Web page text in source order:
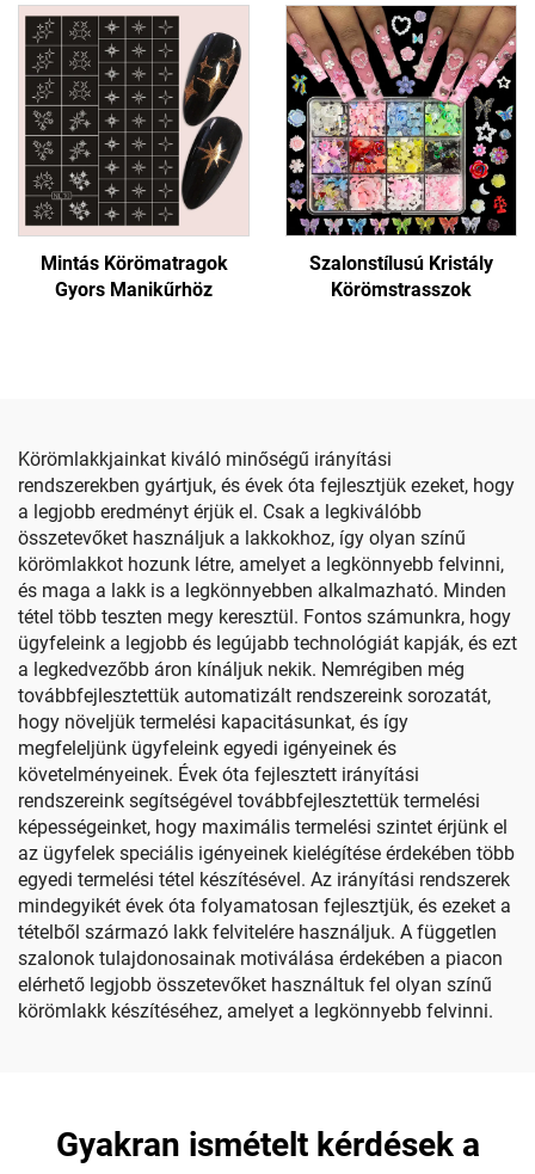
Mintás Körömatragok
Gyors Manikűrhöz
Szalonstílusú Kristály
Körömstrasszok
Körömlakkjainkat kiváló minőségű irányítási
rendszerekben gyártjuk, és évek óta fejlesztjük ezeket, hogy
a legjobb eredményt érjük el. Csak a legkiválóbb
összetevőket használjuk a lakkokhoz, így olyan színű
körömlakkot hozunk létre, amelyet a legkönnyebb felvinni,
és maga a lakk is a legkönnyebben alkalmazható. Minden
tétel több teszten megy keresztül. Fontos számunkra, hogy
ügyfeleink a legjobb és legújabb technológiát kapják, és ezt
a legkedvezőbb áron kínáljuk nekik. Nemrégiben még
továbbfejlesztettük automatizált rendszereink sorozatát,
hogy növeljük termelési kapacitásunkat, és így
megfeleljünk ügyfeleink egyedi igényeinek és
követelményeinek. Évek óta fejlesztett irányítási
rendszereink segítségével továbbfejlesztettük termelési
képességeinket, hogy maximális termelési szintet érjünk el
az ügyfelek speciális igényeinek kielégítése érdekében több
egyedi termelési tétel készítésével. Az irányítási rendszerek
mindegyikét évek óta folyamatosan fejlesztjük, és ezeket a
tételből származó lakk felvitelére használjuk. A független
szalonok tulajdonosainak motiválása érdekében a piacon
elérhető legjobb összetevőket használtuk fel olyan színű
körömlakk készítéséhez, amelyet a legkönnyebb felvinni.
Gyakran ismételt kérdések a